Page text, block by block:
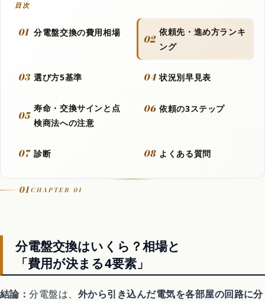
フラッシュモブ
アニメ映画
異世界転生アニメ
目次
01 分電盤交換の費用相場 02
依頼先・進め方ランキ
ング
03 選び方5基準 04 状況別早見表
05
寿命・交換サインと点
検商法への注意
06 依頼の3ステップ
07 診断 08 よくある質問
01CHAPTER 01
分電盤交換はいくら？相場と
「費用が決まる4要素」
結論：分電盤は、 外から引き込んだ電気を各部屋の回路に分